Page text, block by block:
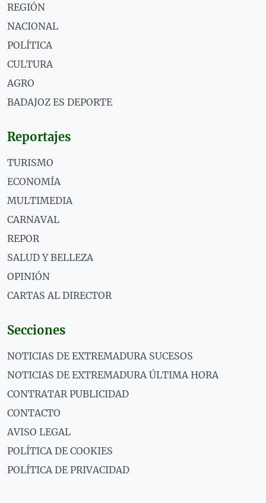
REGIÓN
NACIONAL
POLÍTICA
CULTURA
AGRO
BADAJOZ ES DEPORTE
Reportajes
TURISMO
ECONOMÍA
MULTIMEDIA
CARNAVAL
REPOR
SALUD Y BELLEZA
OPINIÓN
CARTAS AL DIRECTOR
Secciones
NOTICIAS DE EXTREMADURA SUCESOS
NOTICIAS DE EXTREMADURA ÚLTIMA HORA
CONTRATAR PUBLICIDAD
CONTACTO
AVISO LEGAL
POLÍTICA DE COOKIES
POLÍTICA DE PRIVACIDAD